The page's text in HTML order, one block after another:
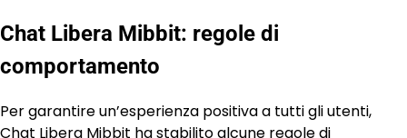
Chat Libera Mibbit: regole di
comportamento
Per garantire un’esperienza positiva a tutti gli utenti,
Chat Libera Mibbit ha stabilito alcune regole di